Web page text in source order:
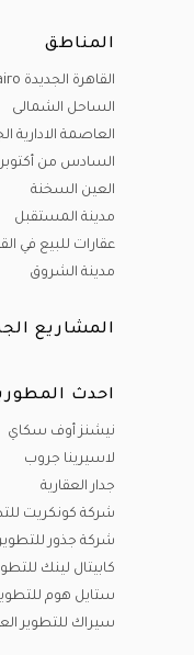
المناطق
القاهرة الجديدة New Cairo
الساحل الشمالى
العاصمة الادارية
السادس من أكتوبر
العين السخنة
مدينة المستقبل
عقارات للبيع في
مدينة الشروق
المشاريع
احدث
نيشنز أوف سكاي
لاسيرينا جروب
جدار العقارية
شركة كونكريت
شركة جذور
كابيتال لينك
ستايل هوم
سيراك للتطوير